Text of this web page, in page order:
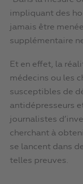
impliquant des
jamais être
supplémentaire
Et en effet, la
médecins ou les
susceptibles de
antidépresseurs
journalistes
cherchant à
se lancent dans
telles preuves.